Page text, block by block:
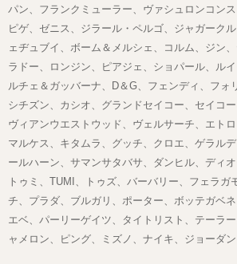
パン、フランクミューラー、ヴァシュロンコン
ピゲ、ゼニス、ジラール・ペルゴ、ジャガーク
ェヂュブイ、ボーム＆メルシェ、コルム、ジン、
ラドー、ロンジン、ピアジェ、ショパール、ル
ルチェ＆ガッバーナ、D＆G、フェンディ、フォ
シチズン、カシオ、グランドセイコー、セイコ
ヴィアンウエストウッド、ヴェルサーチ、エト
マルケス、キタムラ、グッチ、クロエ、ゲラル
ールハーン、サマンサタバサ、ダンヒル、ディオ
トゥミ、TUMI、トゥズ、バーバリー、フェラガ
チ、プラダ、ブルガリ、ポーター、ボッテガベ
エベ、パーリーゲイツ、タイトリスト、テーラ
ャメロン、ピング、ミズノ、ナイキ、ジョーダン